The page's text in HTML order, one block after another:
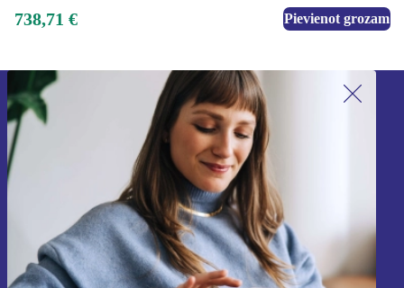
738,71 € Pievienot grozam
Piesakieties mūsu jaunumu
saņemšanai!
Nekad vairs nepalaidiet garām nevienu
piedāvājumu.
Reģistrēties